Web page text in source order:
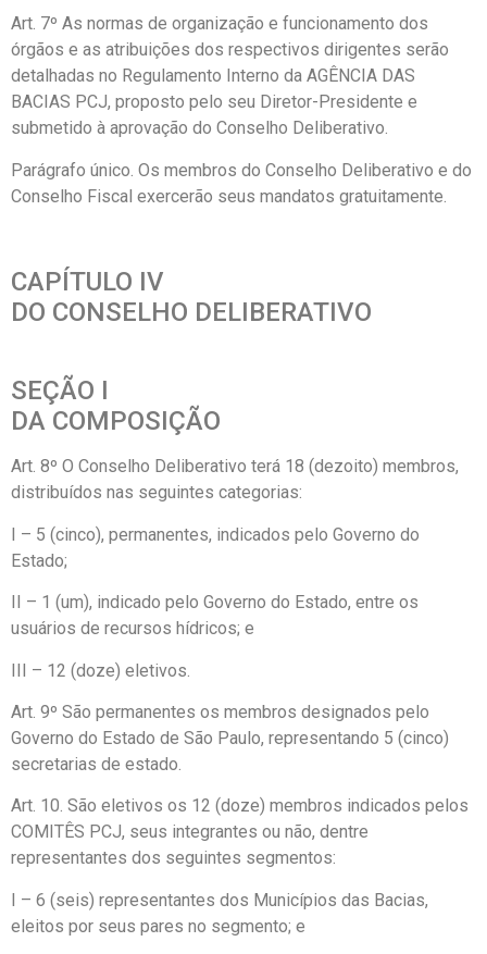
Art. 7º As normas de organização e funcionamento dos
órgãos e as atribuições dos respectivos dirigentes serão
detalhadas no Regulamento Interno da AGÊNCIA DAS
BACIAS PCJ, proposto pelo seu Diretor-Presidente e
submetido à aprovação do Conselho Deliberativo.
Parágrafo único. Os membros do Conselho Deliberativo e do
Conselho Fiscal exercerão seus mandatos gratuitamente.
CAPÍTULO IV
DO CONSELHO DELIBERATIVO
SEÇÃO I
DA COMPOSIÇÃO
Art. 8º O Conselho Deliberativo terá 18 (dezoito) membros,
distribuídos nas seguintes categorias:
I – 5 (cinco), permanentes, indicados pelo Governo do
Estado;
II – 1 (um), indicado pelo Governo do Estado, entre os
usuários de recursos hídricos; e
III – 12 (doze) eletivos.
Art. 9º São permanentes os membros designados pelo
Governo do Estado de São Paulo, representando 5 (cinco)
secretarias de estado.
Art. 10. São eletivos os 12 (doze) membros indicados pelos
COMITÊS PCJ, seus integrantes ou não, dentre
representantes dos seguintes segmentos:
I – 6 (seis) representantes dos Municípios das Bacias,
eleitos por seus pares no segmento; e